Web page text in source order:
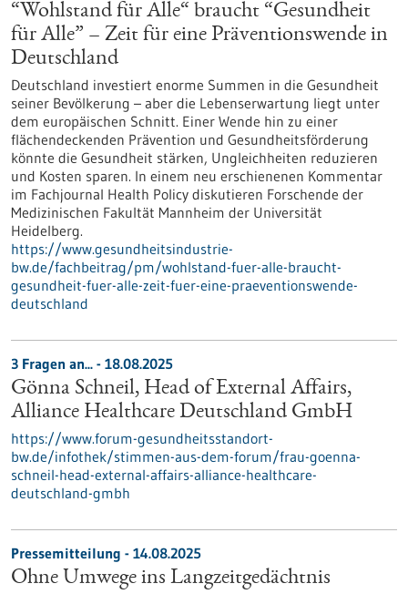
“Wohlstand für Alle“ braucht “Gesundheit
für Alle” – Zeit für eine Präventionswende in
Deutschland
Deutschland investiert enorme Summen in die Gesundheit
seiner Bevölkerung – aber die Lebenserwartung liegt unter
dem europäischen Schnitt. Einer Wende hin zu einer
flächendeckenden Prävention und Gesundheitsförderung
könnte die Gesundheit stärken, Ungleichheiten reduzieren
und Kosten sparen. In einem neu erschienenen Kommentar
im Fachjournal Health Policy diskutieren Forschende der
Medizinischen Fakultät Mannheim der Universität
Heidelberg.
https://www.gesundheitsindustrie-
bw.de/fachbeitrag/pm/wohlstand-fuer-alle-braucht-
gesundheit-fuer-alle-zeit-fuer-eine-praeventionswende-
deutschland
3 Fragen an... - 18.08.2025
Gönna Schneil, Head of External Affairs,
Alliance Healthcare Deutschland GmbH
https://www.forum-gesundheitsstandort-
bw.de/infothek/stimmen-aus-dem-forum/frau-goenna-
schneil-head-external-affairs-alliance-healthcare-
deutschland-gmbh
Pressemitteilung - 14.08.2025
Ohne Umwege ins Langzeitgedächtnis